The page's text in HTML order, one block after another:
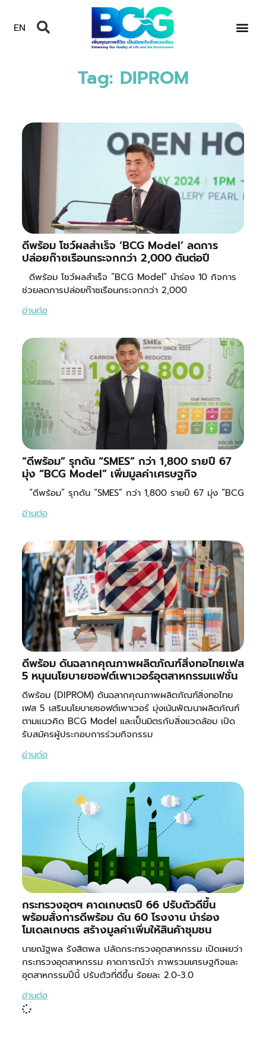
EN
Tag: DIPROM
ดีพร้อม โชว์ผลสำเร็จ ‘BCG Model’ ลดการ
ปล่อยก๊าซเรือนกระจกกว่า 2,000 ตันต่อปี
ดีพร้อม โชว์ผลสำเร็จ “BCG Model” นำร่อง 10 กิจการ
ช่วยลดการปล่อยก๊าซเรือนกระจกกว่า 2,000
อ่านต่อ
“ดีพร้อม” รุกดัน “SMES” กว่า 1,800 รายปี 67
มุ่ง “BCG Model” เพิ่มมูลค่าเศรษฐกิจ
“ดีพร้อม” รุกดัน “SMES” กว่า 1,800 รายปี 67 มุ่ง “BCG
อ่านต่อ
ดีพร้อม ดันฉลากคุณภาพผลิตภัณฑ์สิ่งทอไทยเฟส
5 หนุนนโยบายซอฟต์เพาเวอร์อุตสาหกรรมแฟชั่น
ดีพร้อม (DIPROM) ดันฉลากคุณภาพผลิตภัณฑ์สิ่งทอไทย
เฟส 5 เสริมนโยบายซอฟต์เพาเวอร์ มุ่งเน้นพัฒนาผลิตภัณฑ์
ตามแนวคิด BCG Model และเป็นมิตรกับสิ่งแวดล้อม เปิด
รับสมัครผู้ประกอบการร่วมกิจกรรม
อ่านต่อ
กระทรวงอุตฯ คาดเกษตรปี 66 ปรับตัวดีขึ้น
พร้อมสั่งการดีพร้อม ดัน 60 โรงงาน นำร่อง
โมเดลเกษตร สร้างมูลค่าเพิ่มให้สินค้าชุมชน
นายณัฐพล รังสิตพล ปลัดกระทรวงอุตสาหกรรม เปิดเผยว่า
กระทรวงอุตสาหกรรม คาดการณ์ว่า ภาพรวมเศรษฐกิจและ
อุตสาหกรรมปีนี้ ปรับตัวที่ดีขึ้น ร้อยละ 2.0-3.0
อ่านต่อ